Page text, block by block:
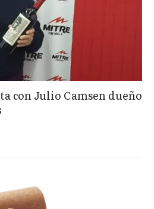
con Julio Camsen dueño